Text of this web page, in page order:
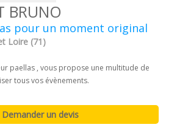
BRUNO
pour un moment original
Loire (71)
paellas , vous propose une multitude de
tous vos évènements.